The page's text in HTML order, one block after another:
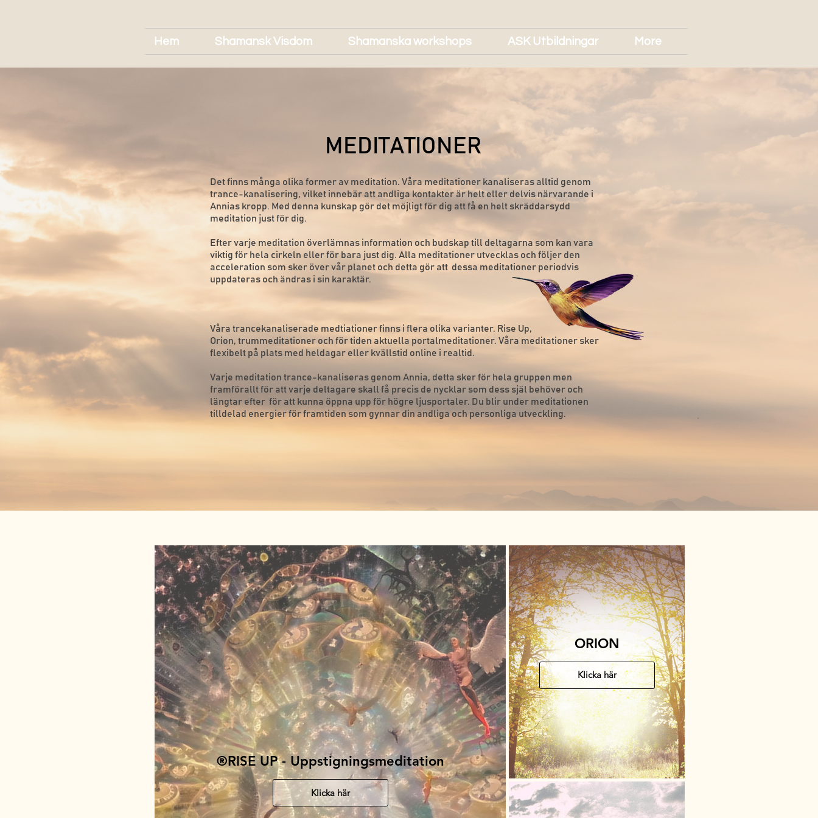
Hem Shamansk Visdom Shamanska workshops ASK Utbildningar More
MEDITATIONER
Det finns många olika former av meditation. Våra meditationer kanaliseras alltid genom
trance-kanalisering, vilket innebär att andliga kontakter är helt eller delvis närvarande i
Annias kropp. Med denna kunskap gör det möjligt för dig att få en helt skräddarsydd
meditation just för dig.
Efter varje meditation överlämnas information och budskap till deltagarna som kan vara
viktig för hela cirkeln eller för bara just dig. Alla meditationer utvecklas och följer den
acceleration som sker över vår planet och detta gör att dessa meditationer periodvis
uppdateras och ändras i sin karaktär.
Våra trancekanaliserade medtiationer finns i flera olika varianter. Rise Up,
Orion, trummeditationer och för tiden aktuella portalmeditationer. Våra meditationer sker
flexibelt på plats med heldagar eller kvällstid online i realtid.
Varje meditation trance-kanaliseras genom Annia, detta sker för hela gruppen men
framförallt för att varje deltagare skall få precis de nycklar som dess själ behöver och
längtar efter för att kunna öppna upp för högre ljusportaler. Du blir under meditationen
tilldelad energier för framtiden som gynnar din andliga och personliga utveckling.
®RISE UP - Uppstigningsmeditation
Klicka här
ORION
Klicka här